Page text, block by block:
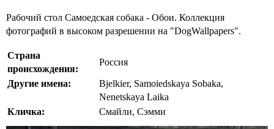
Рабочий стол Самоедская собака - Обои. Коллекция
фотографий в высоком разрешении на "DogWallpapers".
Страна
происхождения:
Россия
Другие имена:
Bjelkier, Samoiedskaya Sobaka,
Nenetskaya Laika
Кличка:
Смайли, Сэмми